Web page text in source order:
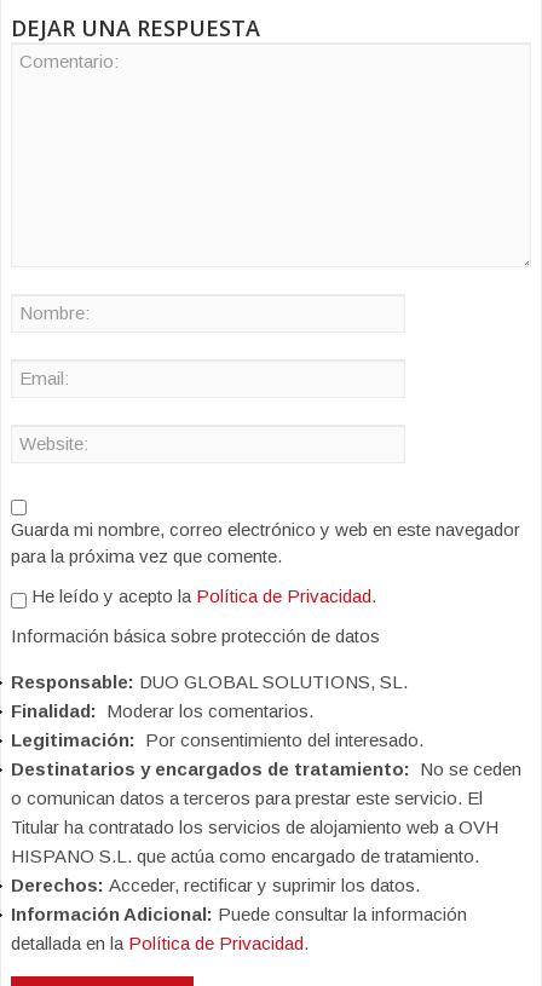
DEJAR UNA RESPUESTA
Guarda mi nombre, correo electrónico y web en este navegador
para la próxima vez que comente.
He leído y acepto la Política de Privacidad.
Información básica sobre protección de datos
Responsable: DUO GLOBAL SOLUTIONS, SL.
Finalidad: Moderar los comentarios.
Legitimación: Por consentimiento del interesado.
Destinatarios y encargados de tratamiento: No se ceden
o comunican datos a terceros para prestar este servicio. El
Titular ha contratado los servicios de alojamiento web a OVH
HISPANO S.L. que actúa como encargado de tratamiento.
Derechos: Acceder, rectificar y suprimir los datos.
Información Adicional: Puede consultar la información
detallada en la Política de Privacidad.